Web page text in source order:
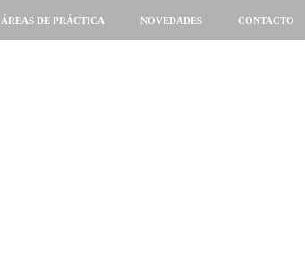
ÁREAS DE PRÁCTICA NOVEDADES CONTACTO